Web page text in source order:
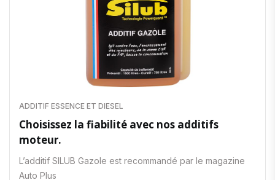
ADDITIF ESSENCE ET DIESEL
Choisissez la fiabilité avec nos additifs
moteur.
L’additif SILUB Gazole est recommandé par le magazine
Auto Plus